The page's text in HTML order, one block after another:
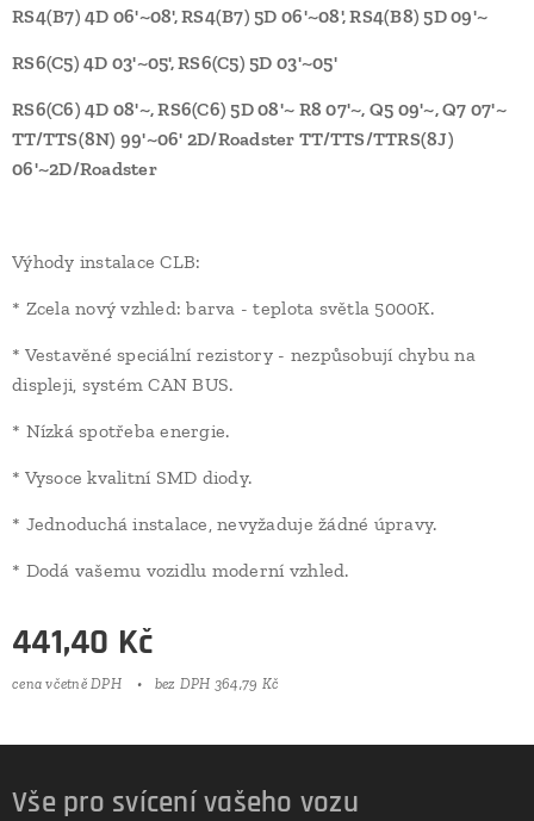
RS4(B7) 4D 06'~08', RS4(B7) 5D 06'~08', RS4(B8) 5D 09'~
RS6(C5) 4D 03'~05', RS6(C5) 5D 03'~05'
RS6(C6) 4D 08'~, RS6(C6) 5D 08'~ R8 07'~, Q5 09'~, Q7 07'~
TT/TTS(8N) 99'~06' 2D/Roadster TT/TTS/TTRS(8J)
06'~2D/Roadster
Výhody instalace CLB:
* Zcela nový vzhled: barva - teplota světla 5000K.
* Vestavěné speciální rezistory - nezpůsobují chybu na
displeji, systém CAN BUS.
* Nízká spotřeba energie.
* Vysoce kvalitní SMD diody.
* Jednoduchá instalace, nevyžaduje žádné úpravy.
* Dodá vašemu vozidlu moderní vzhled.
441,40 Kč
cena včetně DPH bez DPH 364,79 Kč
Vše pro svícení vašeho vozu